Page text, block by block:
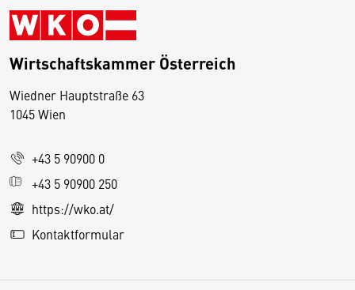
Wirtschaftskammer Österreich
Wiedner Hauptstraße 63
1045 Wien
+43 5 90900 0
+43 5 90900 250
https://wko.at/
Kontaktformular
D
s
e
S
e